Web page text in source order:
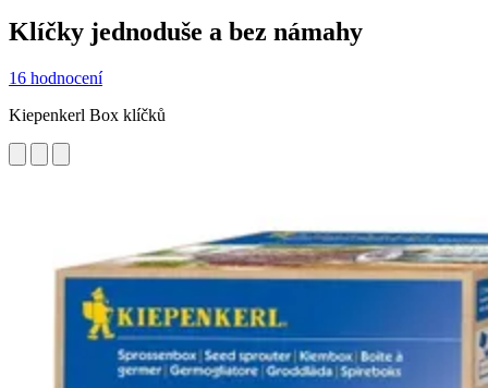
Klíčky jednoduše a bez námahy
16 hodnocení
Kiepenkerl Box klíčků